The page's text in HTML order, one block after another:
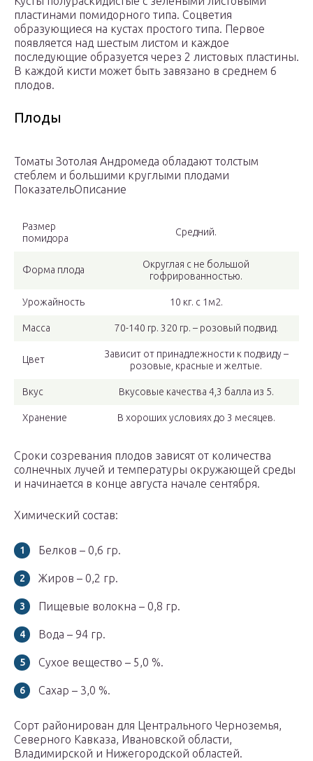
пластинами помидорного типа. Соцветия
образующиеся на кустах простого типа. Первое
появляется над шестым листом и каждое
последующие образуется через 2 листовых пластины.
В каждой кисти может быть завязано в среднем 6
плодов.
Плоды
Томаты Зотолая Андромеда обладают толстым
стеблем и большими круглыми плодами
ПоказательОписание
Размер
помидора
Средний.
Форма плода
Округлая с не большой
гофрированностью.
Урожайность 10 кг. с 1м2.
Масса 70-140 гр. 320 гр. – розовый подвид.
Цвет
Зависит от принадлежности к подвиду –
розовые, красные и желтые.
Вкус Вкусовые качества 4,3 балла из 5.
Хранение В хороших условиях до 3 месяцев.
Сроки созревания плодов зависят от количества
солнечных лучей и температуры окружающей среды
и начинается в конце августа начале сентября.
Химический состав:
Белков – 0,6 гр.
Жиров – 0,2 гр.
Пищевые волокна – 0,8 гр.
Вода – 94 гр.
Сухое вещество – 5,0 %.
Сахар – 3,0 %.
Cорт районирован для Центрального Черноземья,
Северного Кавказа, Ивановской области,
Владимирской и Нижегородской областей.